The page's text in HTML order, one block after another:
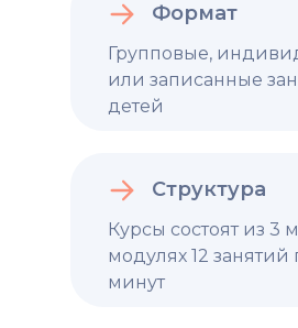
Структура
Курсы состоят из 3
модулях 12 занятий
минут
Формат
Групповые,
или записанные
детей